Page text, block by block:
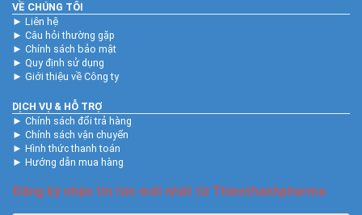
VỀ CHÚNG TÔI
► Liên hệ
► Câu hỏi thường gặp
► Chính sách bảo mật
► Quy định sử dụng
► Giới thiệu về Công ty
DỊCH VỤ & HỖ TRỢ
► Chính sách đổi trả hàng
► Chính sách vận chuyển
► Hình thức thanh toán
► Hướng dẫn mua hàng
Đăng ký nhận tin tức mới nhất từ Thienthanhpharma